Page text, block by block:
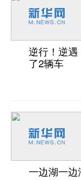
逆行！逆
了2辆车
一边湖一